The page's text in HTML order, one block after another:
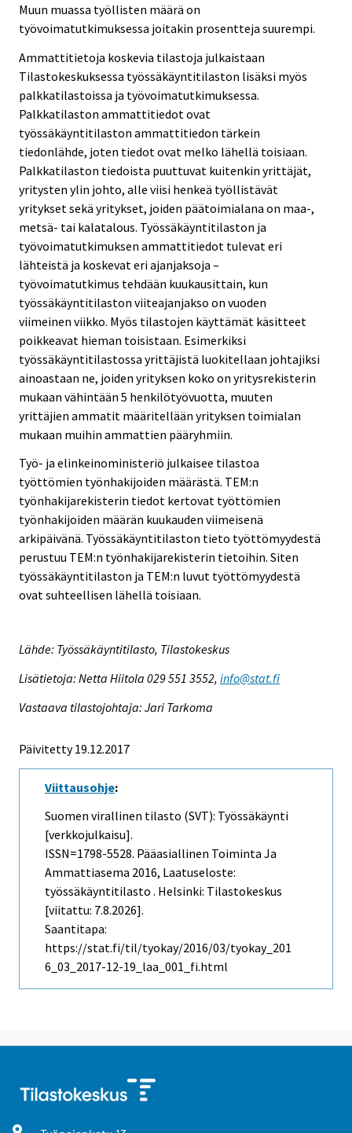
Muun muassa työllisten määrä on
työvoimatutkimuksessa joitakin prosentteja suurempi.
Ammattitietoja koskevia tilastoja julkaistaan
Tilastokeskuksessa työssäkäyntitilaston lisäksi myös
palkkatilastoissa ja työvoimatutkimuksessa.
Palkkatilaston ammattitiedot ovat
työssäkäyntitilaston ammattitiedon tärkein
tiedonlähde, joten tiedot ovat melko lähellä toisiaan.
Palkkatilaston tiedoista puuttuvat kuitenkin yrittäjät,
yritysten ylin johto, alle viisi henkeä työllistävät
yritykset sekä yritykset, joiden päätoimialana on maa-,
metsä- tai kalatalous. Työssäkäyntitilaston ja
työvoimatutkimuksen ammattitiedot tulevat eri
lähteistä ja koskevat eri ajanjaksoja –
työvoimatutkimus tehdään kuukausittain, kun
työssäkäyntitilaston viiteajanjakso on vuoden
viimeinen viikko. Myös tilastojen käyttämät käsitteet
poikkeavat hieman toisistaan. Esimerkiksi
työssäkäyntitilastossa yrittäjistä luokitellaan johtajiksi
ainoastaan ne, joiden yrityksen koko on yritysrekisterin
mukaan vähintään 5 henkilötyövuotta, muuten
yrittäjien ammatit määritellään yrityksen toimialan
mukaan muihin ammattien pääryhmiin.
Työ- ja elinkeinoministeriö julkaisee tilastoa
työttömien työnhakijoiden määrästä. TEM:n
työnhakijarekisterin tiedot kertovat työttömien
työnhakijoiden määrän kuukauden viimeisenä
arkipäivänä. Työssäkäyntitilaston tieto työttömyydestä
perustuu TEM:n työnhakijarekisterin tietoihin. Siten
työssäkäyntitilaston ja TEM:n luvut työttömyydestä
ovat suhteellisen lähellä toisiaan.
Lähde: Työssäkäyntitilasto, Tilastokeskus
Lisätietoja: Netta Hiitola 029 551 3552, info@stat.fi
Vastaava tilastojohtaja: Jari Tarkoma
Päivitetty 19.12.2017
Viittausohje:
Suomen virallinen tilasto (SVT): Työssäkäynti
[verkkojulkaisu].
ISSN=1798-5528. Pääasiallinen Toiminta Ja
Ammattiasema 2016, Laatuseloste:
työssäkäyntitilasto . Helsinki: Tilastokeskus
[viitattu: 7.8.2026].
Saantitapa:
https://stat.fi/til/tyokay/2016/03/tyokay_201
6_03_2017-12-19_laa_001_fi.html